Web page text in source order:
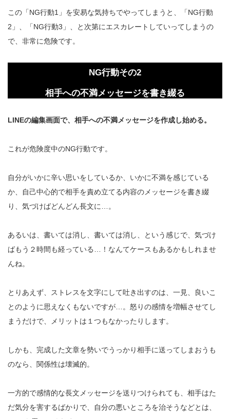
この「NG行動1」を安易な気持ちでやってしまうと、「NG行動
2」、「NG行動3」、と次第にエスカレートしていってしまうの
で、非常に危険です。
NG行動その2
相手への不満メッセージを書き綴る
LINEの編集画面で、相手への不満メッセージを作成し始める。
これが危険度中のNG行動です。
自分がいかに辛い思いをしているか、いかに不満を感じている
か、自己中心的で相手を責め立てる内容のメッセージを書き綴
り、気づけばどんどん長文に…。
あるいは、書いては消し、書いては消し、という感じで、気づけ
ばもう２時間も経っている…！なんてケースもあるかもしれませ
んね。
とりあえず、ストレスを文字にして吐き出すのは、一見、良いこ
とのように思えなくもないですが…。怒りの感情を増幅させてし
まうだけで、メリットは１つもなかったりします。
しかも、完成した文章を勢いでうっかり相手に送ってしまおうも
のなら、関係性は壊滅的。
一方的で感情的な長文メッセージを送りつけられても、相手はた
だ気分を害するばかりで、自分の悪いところを治そうなどとは、